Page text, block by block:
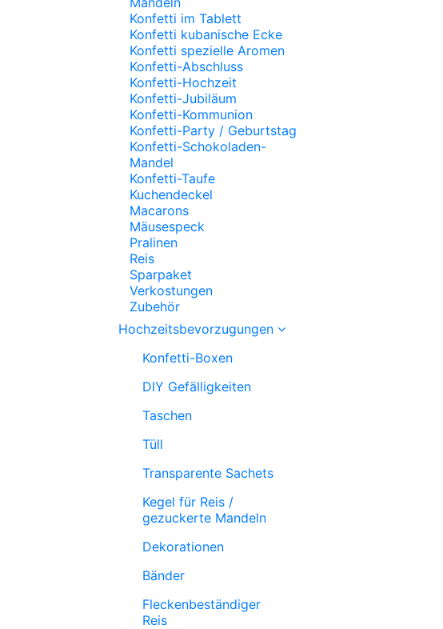
Konfetti im Tablett
Konfetti kubanische Ecke
Konfetti spezielle Aromen
Konfetti-Abschluss
Konfetti-Hochzeit
Konfetti-Jubiläum
Konfetti-Kommunion
Konfetti-Party / Geburtstag
Konfetti-Schokoladen-
Mandel
Konfetti-Taufe
Kuchendeckel
Macarons
Mäusespeck
Pralinen
Reis
Sparpaket
Verkostungen
Zubehör
Hochzeitsbevorzugungen
Konfetti-Boxen
DIY Gefälligkeiten
Taschen
Tüll
Transparente Sachets
Kegel für Reis /
gezuckerte Mandeln
Dekorationen
Bänder
Fleckenbeständiger
Reis